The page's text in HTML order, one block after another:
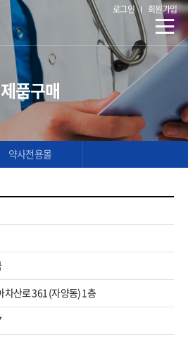
로그인 회원가입
제품구매
약사전용몰
차산로 361 (자양동) 1층